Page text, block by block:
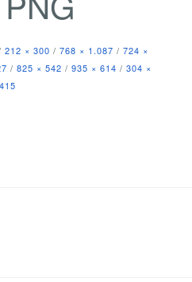
212 × 300 / 768 × 1.087 / 724 ×
/ 825 × 542 / 935 × 614 / 304 ×